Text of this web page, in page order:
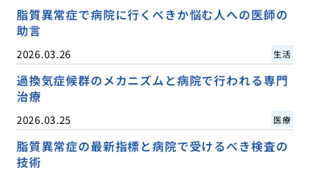
脂質異常症で病院に行くべきか悩む人への医師の
助言
2026.03.26 生活
過換気症候群のメカニズムと病院で行われる専門
治療
2026.03.25 医療
脂質異常症の最新指標と病院で受けるべき検査の
技術